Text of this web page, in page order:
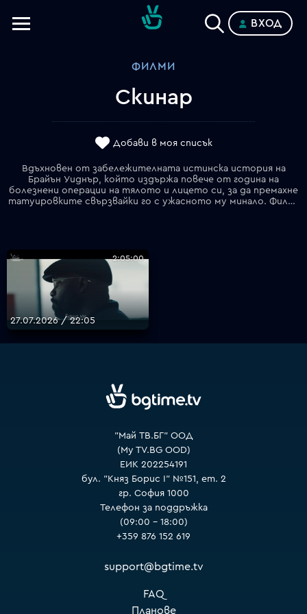
ВХОД
ФИЛМИ
Скинар
Добави в моя списък
Вдъхновен от забележителната истинска история на
Брайън Уиднър, който издържа повече от година на
болезнени операции на тялото и лицето си, за да премахне
татуировките свързвайки го с ужасното му минало. Филмът проследява живота на млад мъж, който е отгледан от скинари и известен сред почитателите на "Бялото превъзходство". Неговият живот поема неочакван обрат, когато той обръща гръб на омразата и насилието, за да промени живота си с помощта на чернокож активист и жената, която обича.
2:05:00
27.07.2026 / 22:05
"Май ТВ.БГ" ООД
(My TV.BG OOD)
ЕИК 202254191
бул. "Княз Борис I" №151, ет. 2
гр. София 1000
Телефон за поддръжка
(09:00 – 18:00)
+359 876 152 619
support@bgtime.tv
FAQ
Планове